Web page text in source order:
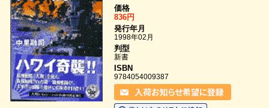
価格
836円
発行年月
1998年02月
判型
新書
ISBN
9784054009387